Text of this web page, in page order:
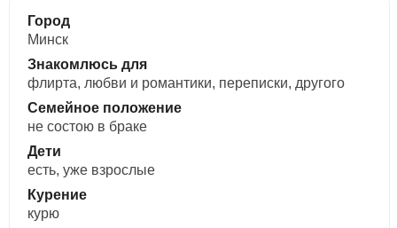
Город
Минск
Знакомлюсь для
флирта, любви и романтики, переписки, другого
Семейное положение
не состою в браке
Дети
есть, уже взрослые
Курение
курю